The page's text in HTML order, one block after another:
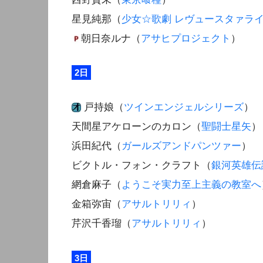
星見純那（少女☆歌劇 レヴュースタァラ
朝日奈ルナ（アサヒプロジェクト ）
2日
戸持娘（ツインエンジェルシリーズ）
天間星アケローンのカロン（聖闘士星矢）
浜田紀代（ ガールズアンドパンツァー）
ビクトル・フォン・クラフト（銀河英雄
網倉麻子（ ようこそ実力至上主義の教室へ
金箱弥宙（アサルトリリィ ）
芹沢千香瑠（アサルトリリィ ）
3日